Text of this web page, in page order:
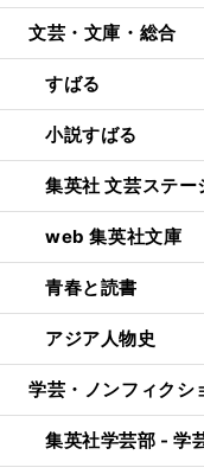
文芸・文庫・総合
すばる
小説すばる
集英社 文芸ステー
web 集英社文庫
青春と読書
アジア人物史
学芸・ノンフィクシ
集英社学芸部 - 学